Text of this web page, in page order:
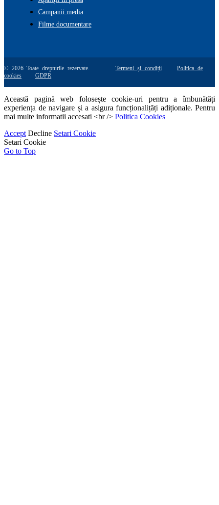
Campanii media
Filme documentare
© 2026 Toate drepturile rezervate.Termeni și condiții
Politica de
cookies
GDPR
Această pagină web folosește cookie-uri pentru a îmbunătăți
experiența de navigare și a asigura funcționalițăți adiționale. Pentru
mai multe informatii accesati <br /> Politica Cookies
Accept Decline Setari Cookie
Setari Cookie
Go to Top